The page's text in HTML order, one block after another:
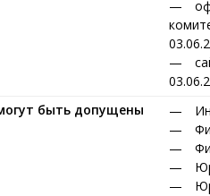
быть допущены